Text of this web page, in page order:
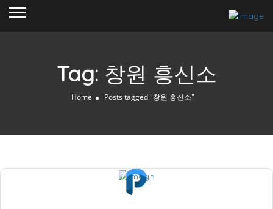
Tag: 창원 흥신소
Home Posts tagged "창원 흥신소"